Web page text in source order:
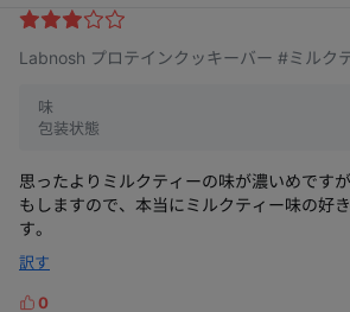
k
s
Labnosh プロテインクッキーバー #ミルク
味
包装状態
思ったよりミルクティーの味が濃いめです
もしますので、本当にミルクティー味の好
す。
訳す
0